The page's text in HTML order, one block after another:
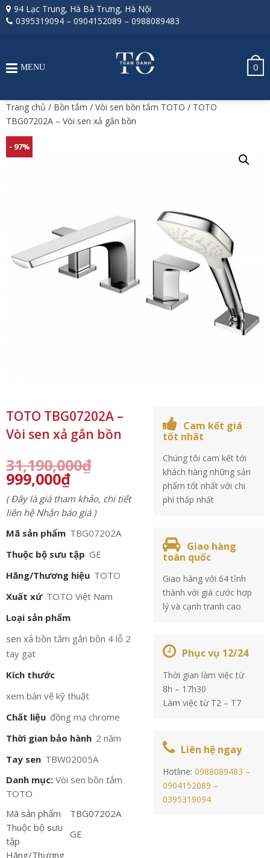
94 Lạc Trung, Hà Bà Trưng, Hà Nội
0395319094 – 0904152089 – 0988089483
0
MENU
Trang chủ / Bồn tắm / Vòi sen bồn tắm TOTO / TOTO
TBG07202A – Vòi sen xả gắn bồn
- 97%
TOTO TBG07202A –
Vòi sen xả gắn bồn
31,190,000₫
999,000₫
( Đây là giá tham khảo, chi tiết
liên hệ Nhận báo giá )
Mã sản phẩm TBG07202A
Thuộc bộ sưu tập GE
Hãng/Thương hiệu TOTO
Xuất xứ TOTO Việt Nam
Loại sản phẩm
sen xả bồn tắm gắn bồn 4 lỗ 2
tay gạt
Kích thước
xem bản vẽ kỹ thuật
Chất liệu đồng mạ chrome
Thời gian bảo hành 2 năm
Tay sen TBW02005A
Danh mục: Vòi sen bồn tắm
TOTO
Mã sản phẩm
TBG07202A
Thuộc bộ sưu
tập
GE
Hãng/Thương
Cam kết giá
tốt nhât
Chúng tôi cam kết tới
khách hàng những sản
phẩm tốt nhất với chi
phí thấp nhất
Giao hàng
toàn quốc
Giao hàng với 64 tỉnh
thành với giá cước hợp
lý và cạnh tranh cao
Phục vụ 12/24
Thời gian làm việc từ
8h – 17h30
Làm việc từ T2 – T7
Liên hệ ngay
Hotline:0988089483 –
0904152089 –
0395319094